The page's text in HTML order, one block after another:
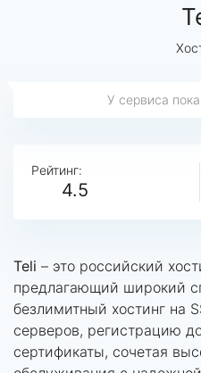
У сервиса
Рейтинг:
4.5
Teli – это российский
предлагающий широкий
безлимитный хостинг на
серверов, регистрацию
сертификаты, сочетая